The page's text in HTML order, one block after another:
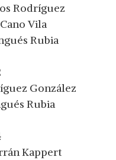
Rodríguez
Vila
Rubia
González
Rubia
Kappert